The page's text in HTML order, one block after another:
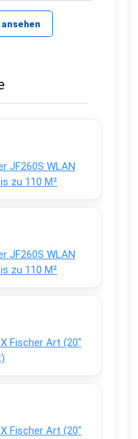
JF260S WLAN
zu 110 M²
JF260S WLAN
zu 110 M²
Fischer Art (20″
Fischer Art (20″